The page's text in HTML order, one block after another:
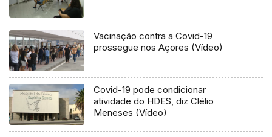
Vacinação contra a Covid-19
prossegue nos Açores (Vídeo)
Covid-19 pode condicionar
atividade do HDES, diz Clélio
Meneses (Vídeo)